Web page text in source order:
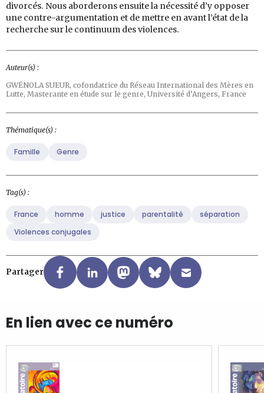
divorcés. Nous aborderons ensuite la nécessité d’y opposer
une contre-argumentation et de mettre en avant l’état de la
recherche sur le continuum des violences.
Auteur(s) :
GWÉNOLA SUEUR, cofondatrice du Réseau International des Mères en
Lutte, Masterante en étude sur le genre, Université d’Angers, France
Thématique(s) :
Famille Genre
Tag(s) :
France homme justice parentalité
séparation
Violences conjugales
Partager
En lien avec ce numéro